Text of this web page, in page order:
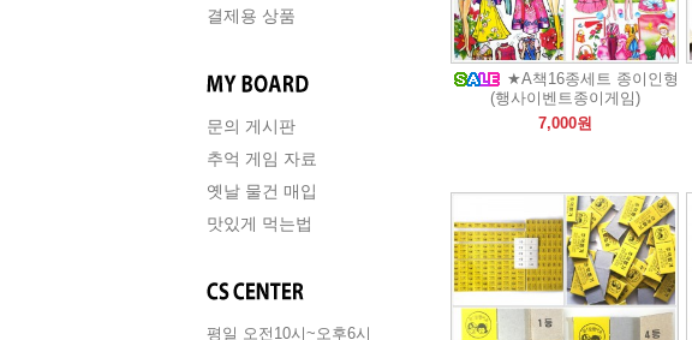
결제용 상품
문의 게시판
추억 게임 자료
옛날 물건 매입
맛있게 먹는법
평일 오전10시~오후6시
★A책16종세트 종이인형
(행사이벤트종이게임)
7,000원